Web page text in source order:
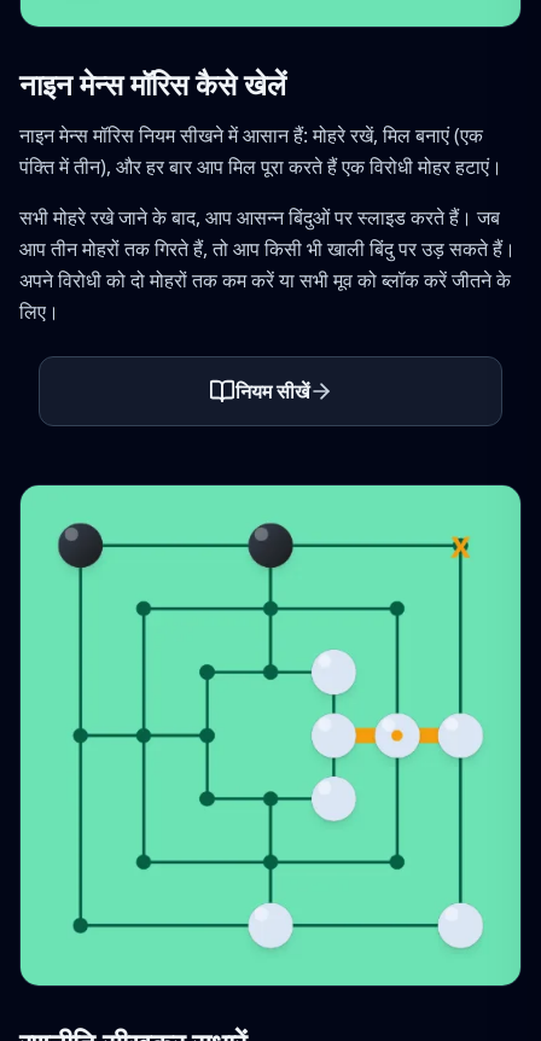
नाइन मेन्स मॉरिस कैसे खेलें
नाइन मेन्स मॉरिस नियम सीखने में आसान हैं: मोहरे रखें, मिल बनाएं (एक
पंक्ति में तीन), और हर बार आप मिल पूरा करते हैं एक विरोधी मोहर हटाएं।
सभी मोहरे रखे जाने के बाद, आप आसन्न बिंदुओं पर स्लाइड करते हैं। जब
आप तीन मोहरों तक गिरते हैं, तो आप किसी भी खाली बिंदु पर उड़ सकते हैं।
अपने विरोधी को दो मोहरों तक कम करें या सभी मूव को ब्लॉक करें जीतने के
लिए।
नियम सीखें